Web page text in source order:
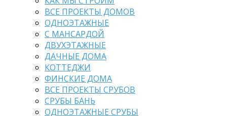
ВСЕ ПРОЕКТЫ ДОМОВ
ОДНОЭТАЖНЫЕ
С МАНСАРДОЙ
ДВУХЭТАЖНЫЕ
ДАЧНЫЕ ДОМА
КОТТЕДЖИ
ФИНСКИЕ ДОМА
ВСЕ ПРОЕКТЫ СРУБОВ
СРУБЫ БАНЬ
ОДНОЭТАЖНЫЕ СРУБЫ